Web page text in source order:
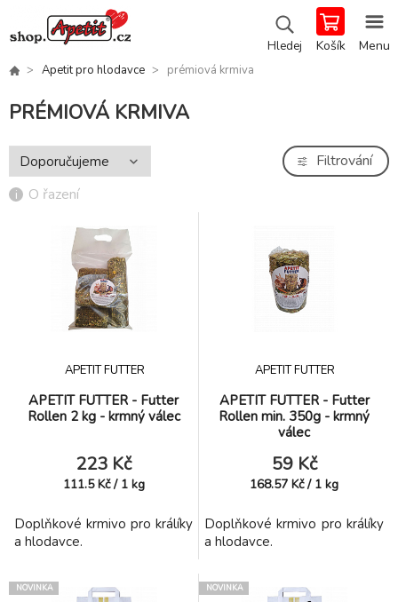
Hledej Košík Menu
Apetit pro hlodavce prémiová krmiva
PRÉMIOVÁ KRMIVA
O řazení
Filtrování
APETIT FUTTER - Futter
Rollen 2 kg - krmný válec
APETIT FUTTER
223 Kč
111.5 Kč / 1 kg
Doplňkové krmivo pro králíky
a hlodavce.
APETIT FUTTER - Futter
Rollen min. 350g - krmný
válec
APETIT FUTTER
59 Kč
168.57 Kč / 1 kg
Doplňkové krmivo pro králíky
a hlodavce.
NOVINKA NOVINKA